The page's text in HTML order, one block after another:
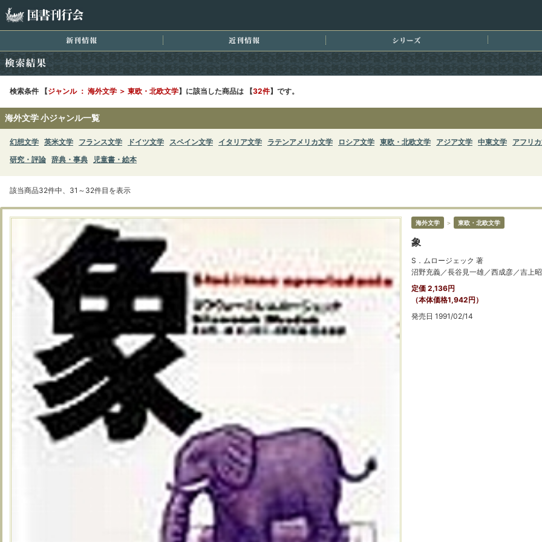
新刊情報
検索条件 【ジャンル ： 海外文学 ＞ 東欧・北欧文学】に該当した商品は 【32件】です。
海外文学 小ジャンル一覧
幻想文学 英米文学 フランス文学 ドイツ文学 スペイン文学 イタリア文学 ラテンアメリカ文学 ロシア文学 東欧・北欧文学 アジア文学 中東文学
アフリ
研究・評論 辞典・事典 児童書・絵本
該当商品32件中、31～32件目を表示
海外文学 ＞ 東欧・北欧文学
象
S．ムロージェック 著
沼野充義／長谷見一雄／西成彦／吉上
定価 2,136円
（本体価格1,942円）
発売日 1991/02/14